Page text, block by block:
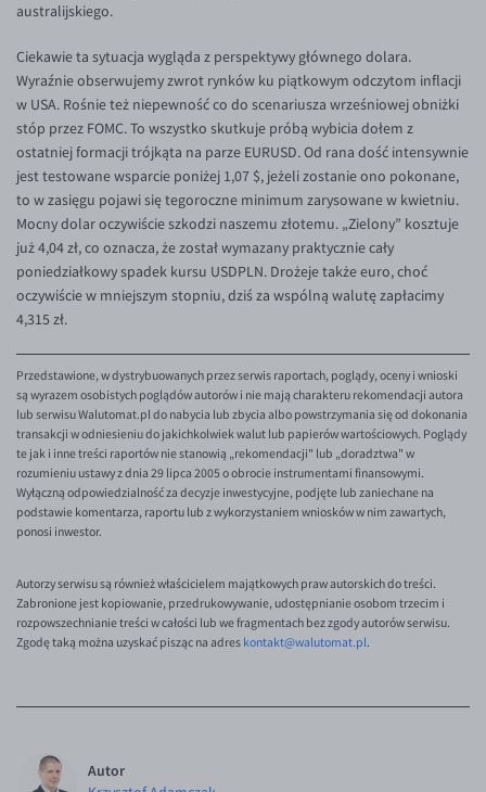
EUR/TRY
GBP/USD
GBP/CHF
australijskiego.
Ciekawie ta sytuacja wygląda z perspektywy głównego dolara.
Wyraźnie obserwujemy zwrot rynków ku piątkowym odczytom inflacji
w USA. Rośnie też niepewność co do scenariusza wrześniowej obniżki
stóp przez FOMC. To wszystko skutkuje próbą wybicia dołem z
ostatniej formacji trójkąta na parze EURUSD. Od rana dość intensywnie
jest testowane wsparcie poniżej 1,07 $, jeżeli zostanie ono pokonane,
to w zasięgu pojawi się tegoroczne minimum zarysowane w kwietniu.
Mocny dolar oczywiście szkodzi naszemu złotemu. „Zielony” kosztuje
już 4,04 zł, co oznacza, że został wymazany praktycznie cały
poniedziałkowy spadek kursu USDPLN. Drożeje także euro, choć
oczywiście w mniejszym stopniu, dziś za wspólną walutę zapłacimy
4,315 zł.
Przedstawione, w dystrybuowanych przez serwis raportach, poglądy, oceny i wnioski
są wyrazem osobistych poglądów autorów i nie mają charakteru rekomendacji autora
lub serwisu Walutomat.pl do nabycia lub zbycia albo powstrzymania się od dokonania
transakcji w odniesieniu do jakichkolwiek walut lub papierów wartościowych. Poglądy
te jak i inne treści raportów nie stanowią „rekomendacji" lub „doradztwa" w
rozumieniu ustawy z dnia 29 lipca 2005 o obrocie instrumentami finansowymi.
Wyłączną odpowiedzialność za decyzje inwestycyjne, podjęte lub zaniechane na
podstawie komentarza, raportu lub z wykorzystaniem wniosków w nim zawartych,
ponosi inwestor.
Autorzy serwisu są również właścicielem majątkowych praw autorskich do treści.
Zabronione jest kopiowanie, przedrukowywanie, udostępnianie osobom trzecim i
rozpowszechnianie treści w całości lub we fragmentach bez zgody autorów serwisu.
Zgodę taką można uzyskać pisząc na adres kontakt@walutomat.pl.
Autor